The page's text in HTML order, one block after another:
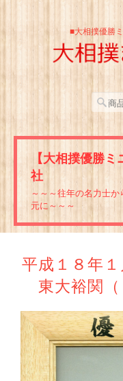
■大相撲優勝
【大相撲優勝
社
～～～往年の名力士
元に～～～
平成１８年
東大裕関（